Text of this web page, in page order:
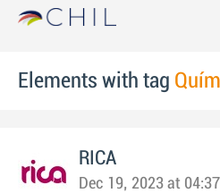
Elements with tag
RICA
Dec 19, 2023 at 04:37